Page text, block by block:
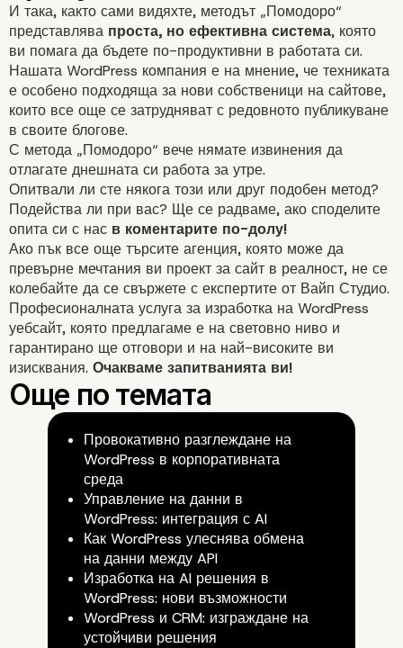
6. На всеки четири
„Помодоро-та“ си вземете
дълга почивка
И така, както сами видяхте, методът „Помодоро“
представлява проста, но ефективна система, която
ви помага да бъдете по-продуктивни в работата си.
Нашата WordPress компания е на мнение, че техниката
е особено подходяща за нови собственици на сайтове,
които все още се затрудняват с редовното публикуване
в своите блогове.
С метода „Помодоро“ вече нямате извинения да
отлагате днешната си работа за утре.
Опитвали ли сте някога този или друг подобен метод?
Подейства ли при вас? Ще се радваме, ако споделите
опита си с нас в коментарите по-долу!
Ако пък все още търсите агенция, която може да
превърне мечтания ви проект за сайт в реалност, не се
колебайте да се свържете с експертите от Вайп Студио.
Професионалната услуга за изработка на WordPress
уебсайт, която предлагаме е на световно ниво и
гарантирано ще отговори и на най-високите ви
изисквания. Очакваме запитванията ви!
Провокативно разглеждане на
WordPress в корпоративната
среда
Управление на данни в
WordPress: интеграция с AI
Как WordPress улеснява обмена
на данни между API
Изработка на AI решения в
WordPress: нови възможности
WordPress и CRM: изграждане на
устойчиви решения